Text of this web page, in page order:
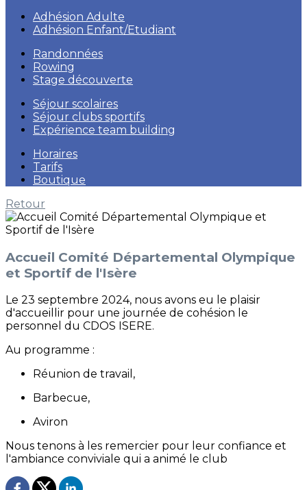
Adhésion Adulte
Adhésion Enfant/Etudiant
Randonnées
Rowing
Stage découverte
Séjour scolaires
Séjour clubs sportifs
Expérience team building
Horaires
Tarifs
Boutique
Retour
Accueil Comité Départemental Olympique
et Sportif de l'Isère
Le 23 septembre 2024, nous avons eu le plaisir
d'accueillir pour une journée de cohésion le
personnel du CDOS ISERE.
Au programme :
Réunion de travail,
Barbecue,
Aviron
Nous tenons à les remercier pour leur confiance et
l'ambiance conviviale qui a animé le club